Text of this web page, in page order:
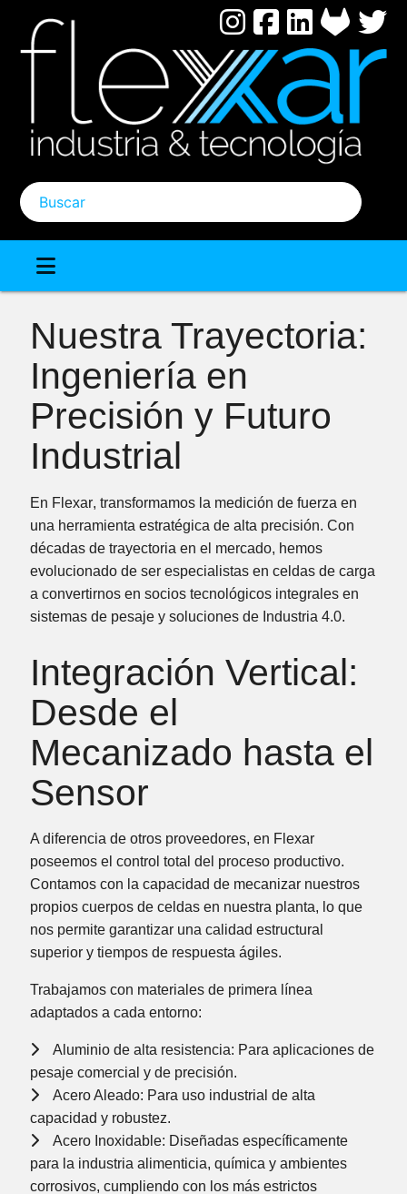
contenido
Nuestra Trayectoria:
Ingeniería en
Precisión y Futuro
Industrial
En Flexar, transformamos la medición de fuerza en
una herramienta estratégica de alta precisión. Con
décadas de trayectoria en el mercado, hemos
evolucionado de ser especialistas en celdas de carga
a convertirnos en socios tecnológicos integrales en
sistemas de pesaje y soluciones de Industria 4.0.
Integración Vertical:
Desde el
Mecanizado hasta el
Sensor
A diferencia de otros proveedores, en Flexar
poseemos el control total del proceso productivo.
Contamos con la capacidad de mecanizar nuestros
propios cuerpos de celdasen nuestra planta, lo que
nos permite garantizar una calidad estructural
superior y tiempos de respuesta ágiles.
Trabajamos con materiales de primera línea
adaptados a cada entorno:
Aluminio de alta resistencia: Para aplicaciones de
pesaje comercial y de precisión.
Acero Aleado: Para uso industrial de alta
capacidad y robustez.
Acero Inoxidable: Diseñadas específicamente
para la industria alimenticia, química y ambientes
corrosivos, cumpliendo con los más estrictos